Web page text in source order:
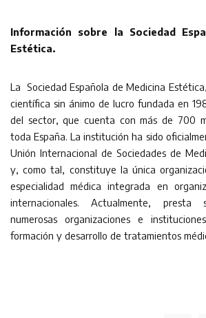
Información sobre la Sociedad
Estética.
La Sociedad Española de Medicina
científica sin ánimo de lucro fundada en
del sector, que cuenta con más de 700
toda España. La institución ha sido
Unión Internacional de Sociedades de
y, como tal, constituye la única
especialidad médica integrada en
internacionales. Actualmente, presta
numerosas organizaciones e
formación y desarrollo de tratamientos